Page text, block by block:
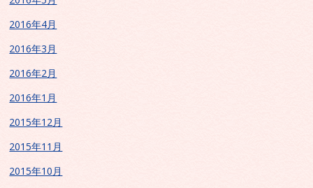
2016年4月
2016年3月
2016年2月
2016年1月
2015年12月
2015年11月
2015年10月